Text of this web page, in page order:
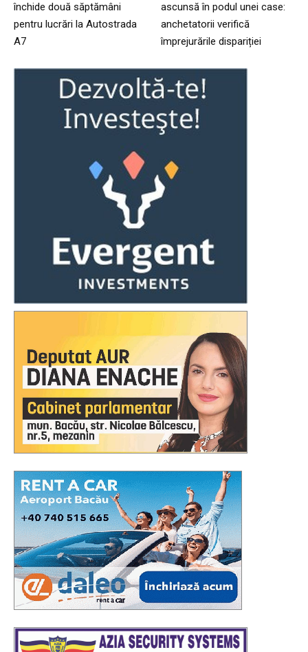
închide două săptămâni
pentru lucrări la Autostrada
A7
ascunsă în podul unei case:
anchetatorii verifică
împrejurările dispariției